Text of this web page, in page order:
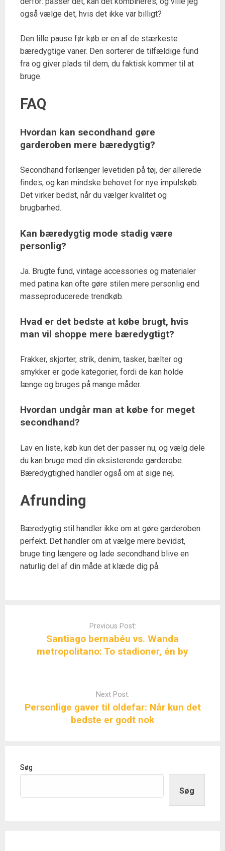
også vælge det, hvis det ikke var billigt?
Den lille pause før køb er en af de stærkeste
bæredygtige vaner. Den sorterer de tilfældige fund
fra og giver plads til dem, du faktisk kommer til at
bruge.
FAQ
Hvordan kan secondhand gøre
garderoben mere bæredygtig?
Secondhand forlænger levetiden på tøj, der allerede
findes, og kan mindske behovet for nye impulskøb.
Det virker bedst, når du vælger kvalitet og
brugbarhed.
Kan bæredygtig mode stadig være
personlig?
Ja. Brugte fund, vintage accessories og materialer
med patina kan ofte gøre stilen mere personlig end
masseproducerede trendkøb.
Hvad er det bedste at købe brugt, hvis
man vil shoppe mere bæredygtigt?
Frakker, skjorter, strik, denim, tasker, bælter og
smykker er gode kategorier, fordi de kan holde
længe og bruges på mange måder.
Hvordan undgår man at købe for meget
secondhand?
Lav en liste, køb kun det der passer nu, og vælg dele
du kan bruge med din eksisterende garderobe.
Bæredygtighed handler også om at sige nej.
Afrunding
Bæredygtig stil handler ikke om at gøre garderoben
perfekt. Det handler om at vælge mere bevidst,
bruge ting længere og lade secondhand blive en
naturlig del af din måde at klæde dig på.
Previous Post:
Santiago bernabéu vs. Wanda
metropolitano: To stadioner, én by
Next Post:
Personlige gaver til oldefar: Når kun det
bedste er godt nok
Søg
Søg